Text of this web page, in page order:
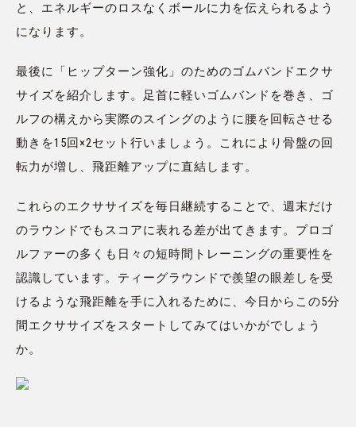
と、エネルギーのロスなくボールに力を伝えられるよう
になります。
最後に「ヒップターン強化」のためのゴムバンドエクサ
サイズを紹介します。足首に軽いゴムバンドを巻き、ゴ
ルフの構えから実際のスイングのように腰を回転させる
動きを15回×2セット行いましょう。これにより骨盤の回
転力が増し、飛距離アップに直結します。
これらのエクササイズを毎日継続することで、週末だけ
のラウンドでもスコアに表れる差が出てきます。プロゴ
ルファーの多くも日々の短時間トレーニングの重要性を
認識しています。ティーグラウンドで羨望の眼差しを受
けるような飛距離を手に入れるために、今日からこの5分
間エクササイズをスタートしてみてはいかがでしょう
か。